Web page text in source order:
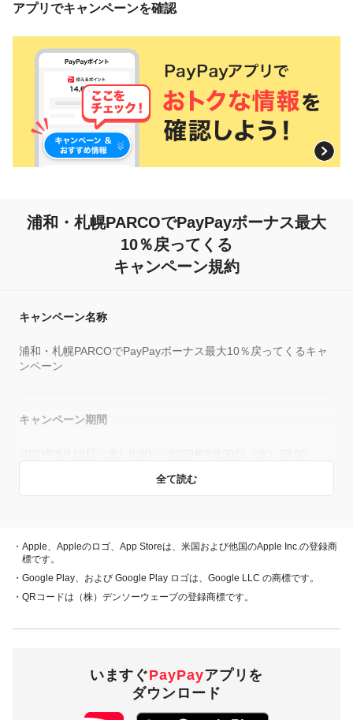
アプリでキャンペーンを確認
浦和・札幌PARCOでPayPayボーナス最大
10％戻ってくる
キャンペーン規約
全て読む
キャンペーン名称
浦和・札幌PARCOでPayPayボーナス最大10％戻ってくるキャ
ンペーン
キャンペーン期間
PayPay株式会社
ド、PayPayあと払いでお支払いをしていただいた方に対し、
後日PayPayボーナスを付与します。
・Apple、Appleのロゴ、App Storeは、米国および他国のApple Inc.の登録商
標です。
・Google Play、および Google Play ロゴは、Google LLC の商標です。
・QRコードは（株）デンソーウェーブの登録商標です。
いますぐPayPayアプリを
ダウンロード